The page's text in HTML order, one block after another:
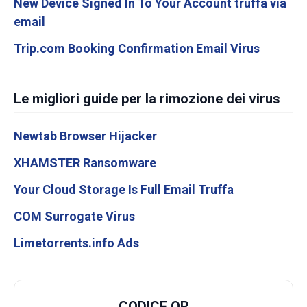
New Device Signed In To Your Account truffa via
email
Trip.com Booking Confirmation Email Virus
Le migliori guide per la rimozione dei virus
Newtab Browser Hijacker
XHAMSTER Ransomware
Your Cloud Storage Is Full Email Truffa
COM Surrogate Virus
Limetorrents.info Ads